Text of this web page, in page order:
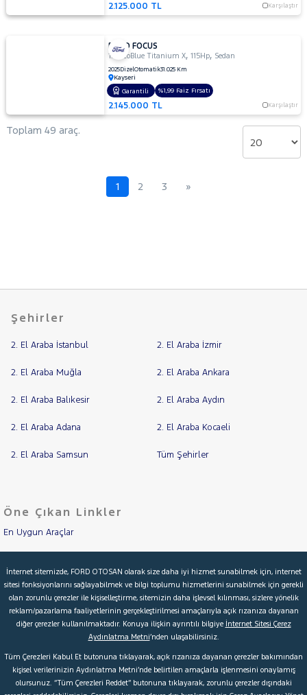
X
OTOMATIK
2.0
RAPTOR
TOURNEO
CONNECT
TOURNEO
TOURNEO
COURIER
CUSTOM
TRANSIT
CUSTOM
HYUNDAI
ISUZU
Iveco
Jaecoo
KIA
MAN
MERCEDES-
BENZ
2.125.000 TL Karşılaştır
FORD FOCUS
1.5 EcoBlue Titanium X,115Hp, Sedan
2025DizelOtomatik31.025 Km
Kayseri
2.145.000 TL Karşılaştır
Garantili %1,99 Faiz Fırsatı
Toplam 49 araç.
1 2 3 »
Şehirler
2. El Araba İstanbul 2. El Araba İzmir
2. El Araba Muğla 2. El Araba Ankara
2. El Araba Balıkesir 2. El Araba Aydın
2. El Araba Adana 2. El Araba Kocaeli
2. El Araba Samsun Tüm Şehirler
Öne Çıkan Linkler
En Uygun Araçlar
İkinci El Garanti
Kampanyalar
Kredi Hesaplama & Başvuru
© 2026 Ford Türkiye Ford Kurumsal Hakkımızda
İnternet sitemizde, FORD OTOSAN olarak size daha iyi hizmet sunabilmek için, internet
sitesi fonksiyonlarını sağlayabilmek ve bilgi toplumu hizmetlerini sunabilmek için gerekli
olan zorunlu çerezler ile kişiselleştirme, sitemizin daha işlevsel kılınması, sizlere yönelik
reklam/pazarlama faaliyetlerinin gerçekleştirilmesi amaçlarıyla açık rızanıza dayanan
diğer çerezler kullanılmaktadır. Konuya ilişkin ayrıntılı bilgiye İnternet Sitesi Çerez
Aydınlatma Metni’nden ulaşabilirsiniz.
Tüm Çerezleri Kabul Et butonuna tıklayarak, açık rızanıza dayanan çerezler bakımından
kişisel verilerinizin Aydınlatma Metni’nde belirtilen amaçlarla işlenmesini onaylamış
olursunuz. “Tüm Çerezleri Reddet” butonuna tıklayarak, zorunlu çerezler dışındaki